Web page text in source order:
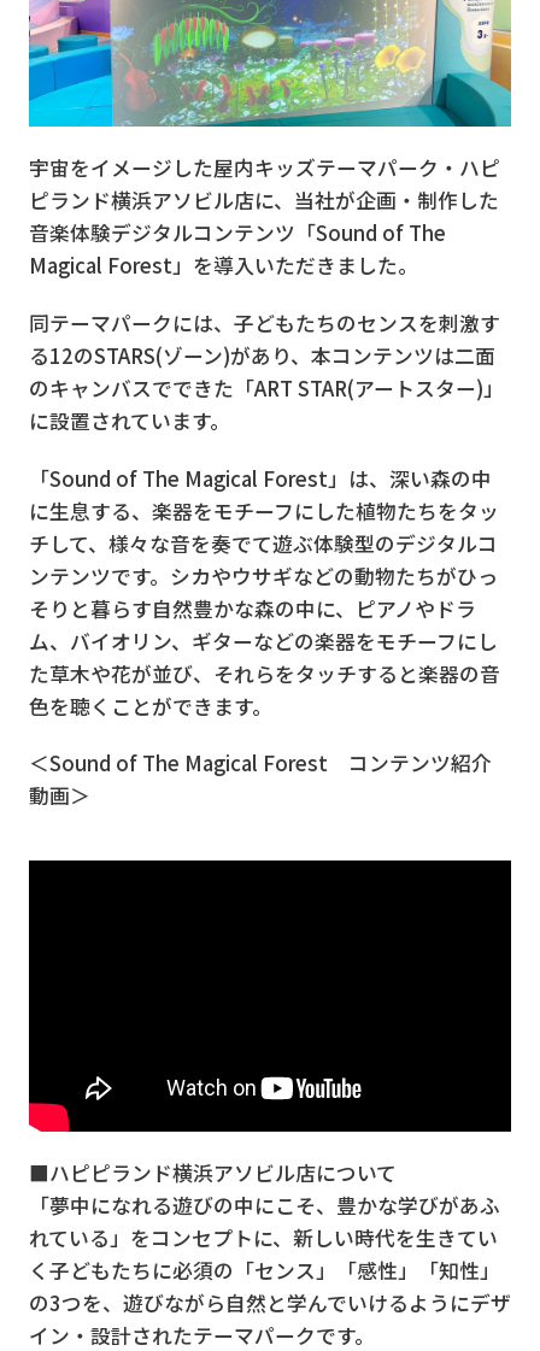
宇宙をイメージした屋内キッズテーマパーク・ハピ
ピランド横浜アソビル店に、当社が企画・制作した
音楽体験デジタルコンテンツ「Sound of The
Magical Forest」を導入いただきました。
同テーマパークには、子どもたちのセンスを刺激す
る12のSTARS(ゾーン)があり、本コンテンツは二面
のキャンバスでできた「ART STAR(アートスター)」
に設置されています。
「Sound of The Magical Forest」は、深い森の中
に生息する、楽器をモチーフにした植物たちをタッ
チして、様々な音を奏でて遊ぶ体験型のデジタルコ
ンテンツです。シカやウサギなどの動物たちがひっ
そりと暮らす自然豊かな森の中に、ピアノやドラ
ム、バイオリン、ギターなどの楽器をモチーフにし
た草木や花が並び、それらをタッチすると楽器の音
色を聴くことができます。
＜Sound of The Magical Forest コンテンツ紹介
動画＞
■ハピピランド横浜アソビル店について
「夢中になれる遊びの中にこそ、豊かな学びがあふ
れている」をコンセプトに、新しい時代を生きてい
く子どもたちに必須の「センス」「感性」「知性」
の3つを、遊びながら自然と学んでいけるようにデザ
イン・設計されたテーマパークです。